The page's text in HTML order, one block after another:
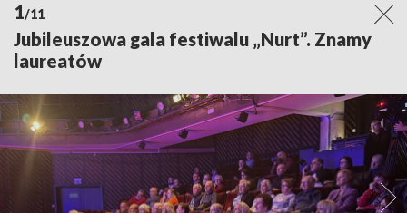
1/11
Jubileuszowa gala festiwalu „Nurt”. Znamy
laureatów